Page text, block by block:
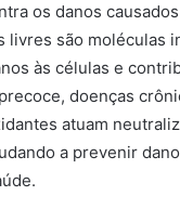
os danos
livres são moléculas
às células e
doenças
atuam
a prevenir